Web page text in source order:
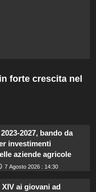
forte crescita nel
2027, bando da
investimenti
aziende agricole
7 Agosto 2026 : 14:30
XIV ai giovani ad